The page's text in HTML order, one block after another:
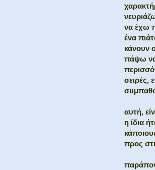
να έχω
ένα
κάνουν
πάψω να
σειρές,
αυτή,
η ίδια
προς